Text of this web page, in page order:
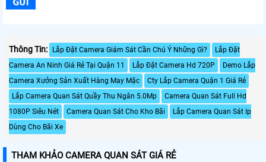
Thông Tin: Lắp Đặt Camera Giám Sát Cần Chú Ý Những Gì?
Lắp Đặt
Camera An Ninh Giá Rẻ Tại Quận 11
Lắp Đặt Camera Hd 720P
Demo Lắp
Camera Xưởng Sản Xuất Hàng May Mặc
Cty Lắp Camera Quận 1 Giá Rẻ
Lắp Camera Quan Sát Quầy Thu Ngân 5.0Mp
Camera Quan Sát Full Hd
1080P Siêu Nét
Camera Quan Sát Cho Kho Bãi
Lắp Camera Quan Sát Ip
Dùng Cho Bãi Xe
THAM KHẢO CAMERA QUAN SÁT GIÁ RẺ